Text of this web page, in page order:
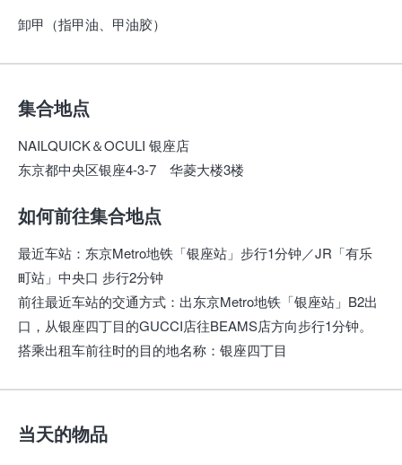
卸甲（指甲油、甲油胶）
集合地点
NAILQUICK＆OCULI 银座店
东京都中央区银座4-3-7 华菱大楼3楼
如何前往集合地点
最近车站 ： 东京Metro地铁「银座站」步行1分钟／JR「有乐
町站」中央口 步行2分钟
前往最近车站的交通方式 ： 出东京Metro地铁「银座站」B2出
口，从银座四丁目的GUCCI店往BEAMS店方向步行1分钟。
搭乘出租车前往时的目的地名称 ： 银座四丁目
当天的物品